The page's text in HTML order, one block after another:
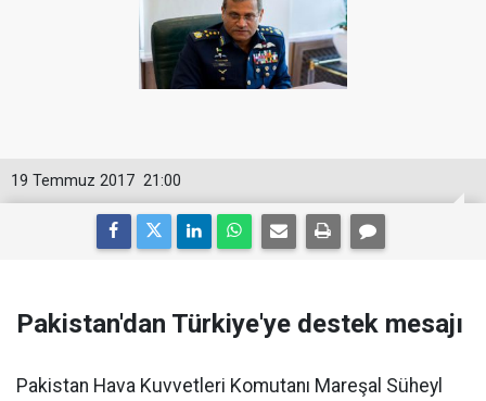
21:00
19 Temmuz 2017
Pakistan'dan Türkiye'ye destek mesajı
Pakistan Hava Kuvvetleri Komutanı Mareşal Süheyl